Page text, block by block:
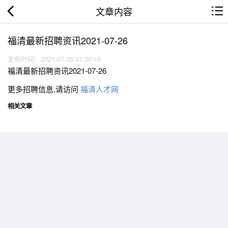
文章内容
福清最新招聘资讯2021-07-26
发布时间：2021-07-26 01:30:16
福清最新招聘资讯2021-07-26
更多招聘信息,请访问 福清人才网
相关文章